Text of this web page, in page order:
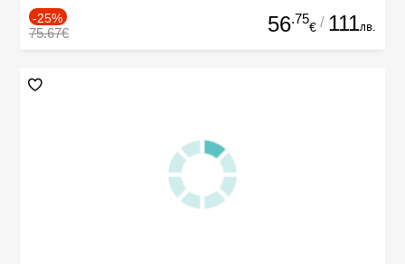
-25%
75.67€ 56.75
€ / 111лв.